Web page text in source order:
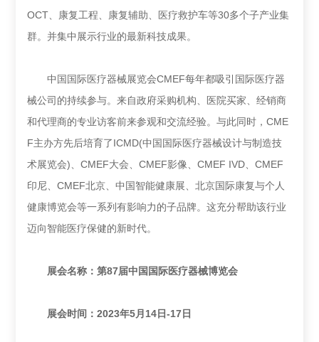
OCT、康复工程、康复辅助、医疗救护车等30多个子产业集
群。并集中展示行业的最新科技成果。
中国国际医疗器械展览会CMEF每年都吸引国际医疗器
械公司的持续参与。来自政府采购机构、医院买家、经销商
和代理商的专业访客前来参观和交流经验。与此同时，CME
F主办方先后培育了ICMD(中国国际医疗器械设计与制造技
术展览会)、CMEF大会、CMEF影像、CMEF IVD、CMEF
印尼、CMEF北京、中国智能健康展、北京国际康复与个人
健康博览会等一系列有影响力的子品牌。这充分帮助该行业
迈向智能医疗保健的新时代。
展会名称：第87届中国国际医疗器械博览会
展会时间：2023年5月14日-17日